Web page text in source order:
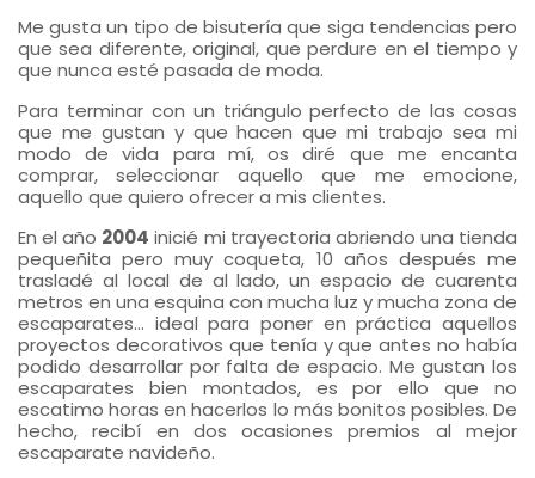
Me gusta un tipo de bisutería que siga tendencias pero
que sea diferente, original, que perdure en el tiempo y
que nunca esté pasada de moda.
Para terminar con un triángulo perfecto de las cosas
que me gustan y que hacen que mi trabajo sea mi
modo de vida para mí, os diré que me encanta
comprar, seleccionar aquello que me emocione,
aquello que quiero ofrecer a mis clientes.
En el año 2004 inicié mi trayectoria abriendo una tienda
pequeñita pero muy coqueta, 10 años después me
trasladé al local de al lado, un espacio de cuarenta
metros en una esquina con mucha luz y mucha zona de
escaparates… ideal para poner en práctica aquellos
proyectos decorativos que tenía y que antes no había
podido desarrollar por falta de espacio. Me gustan los
escaparates bien montados, es por ello que no
escatimo horas en hacerlos lo más bonitos posibles. De
hecho, recibí en dos ocasiones premios al mejor
escaparate navideño.